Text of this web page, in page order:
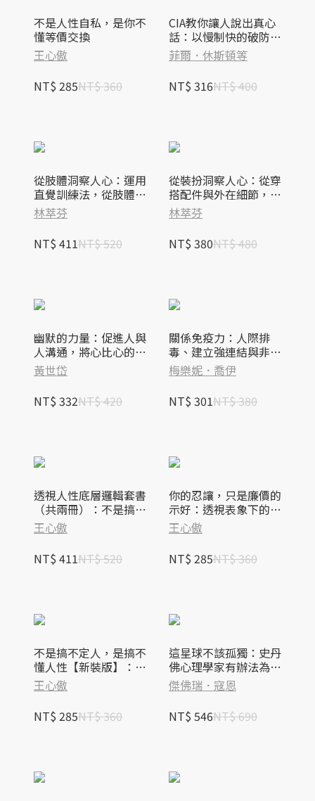
不是人性自私，是你不
懂等價交換
王心傲
NT$ 285NT$ 360
CIA教你讓人說出真心
話：以慢制快的破防之
道（長銷新版）
菲爾．休斯頓等
NT$ 316NT$ 400
從肢體洞察人心：運用
直覺訓練法，從肢體語
言與微表情快速洞察真
實意圖
林萃芬
NT$ 411NT$ 520
從裝扮洞察人心：從穿
搭配件與外在細節，快
速判斷性格、情緒與人
際角色
林萃芬
NT$ 380NT$ 480
幽默的力量：促進人與
人溝通，將心比心的最
佳良藥
黃世岱
NT$ 332NT$ 420
關係免疫力：人際排
毒、建立強連結與非暴
力溝通的哈佛心理學課
（長銷新版）
梅樂妮．喬伊
NT$ 301NT$ 380
透視人性底層邏輯套書
（共兩冊）：不是搞不
定人，是搞不懂人性
【新裝版】＋你的忍
讓，只是廉價的示好
王心傲
NT$ 411NT$ 520
你的忍讓，只是廉價的
示好：透視表象下的人
性法則，從此不再吃悶
虧
王心傲
NT$ 285NT$ 360
不是搞不定人，是搞不
懂人性【新裝版】：掌
握人類行為的底層邏
輯，到哪都吃得開！
王心傲
NT$ 285NT$ 360
這星球不該孤獨：史丹
佛心理學家有辦法為我
們找回失去的歸屬感
傑佛瑞．寇恩
NT$ 546NT$ 690